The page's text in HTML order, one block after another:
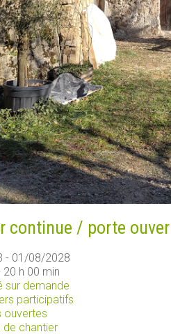
continue / porte
- 01/08/2028
20 h 00 min
sur demande
participatifs
ouvertes
de chantier